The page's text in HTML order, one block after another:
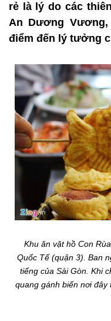
rẻ là lý do các
An Dương
điểm đến lý tưởng
Khu ăn vặt hồ Con
Quốc Tế (quận 3). Ban
tiếng của Sài Gòn. Khi
quang gánh biến nơi